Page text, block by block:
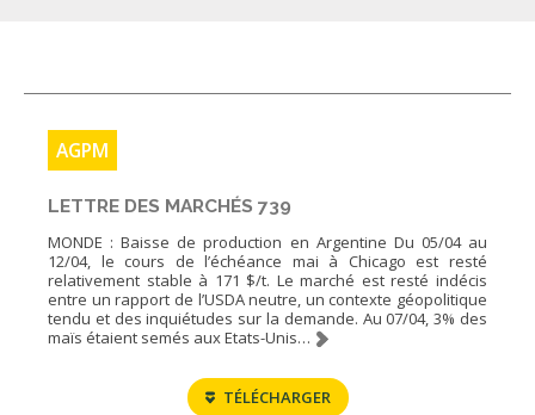
AGPM
LETTRE DES MARCHÉS 739
MONDE : Baisse de production en Argentine Du 05/04 au
12/04, le cours de l’échéance mai à Chicago est resté
relativement stable à 171 $/t. Le marché est resté indécis
entre un rapport de l’USDA neutre, un contexte géopolitique
tendu et des inquiétudes sur la demande. Au 07/04, 3% des
maïs étaient semés aux Etats-Unis…
TÉLÉCHARGER